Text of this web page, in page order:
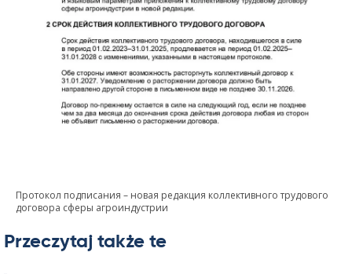
Протокол подписания – новая редакция коллективного трудового
договора сферы агроиндустрии
Przeczytaj także te